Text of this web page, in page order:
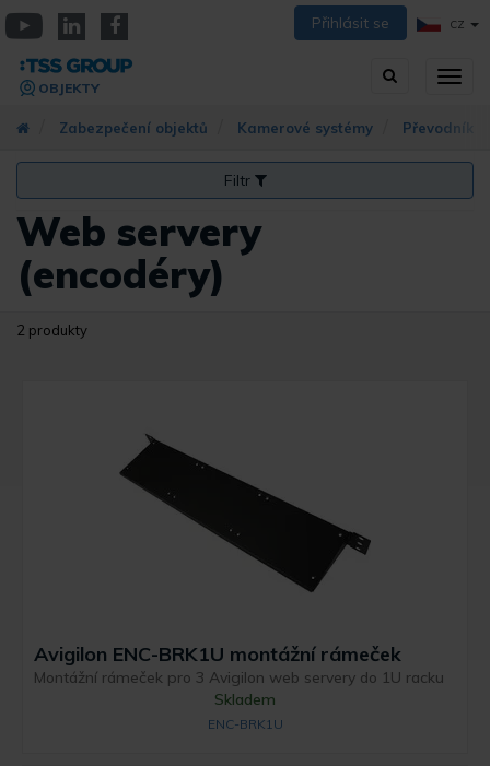
Přejít
k
hlavnímu
obsahu
Přihlásit se CZ
Vyhledávání
OBJEKTY
Zabezpečení objektů Kamerové systémy Převodníky
Filtr
Web servery
(encodéry)
2 produkty
Avigilon ENC-BRK1U montážní rámeček
Montážní rámeček pro 3 Avigilon web servery do 1U racku
Skladem
ENC-BRK1U